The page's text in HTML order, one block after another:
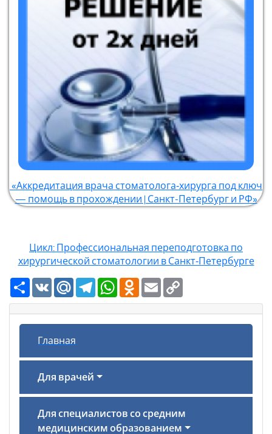
«Аккредитация врача стоматолога‑хирурга под ключ
— помощь в прохождении | Санкт-Петербург и РФ»
Цикл: Профессиональная переподготовка по
хирургической стоматологии в Санкт‑Петербурге
Ресурс
VK Mail.RuTelegramWhatsAppOdnoklassniki
Email
Главная
Для врачей
Для специалистов со средним
медицинским образованием